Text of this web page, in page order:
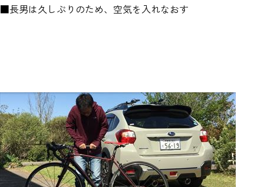
■長男は久しぶりのため、空気を入れなおす